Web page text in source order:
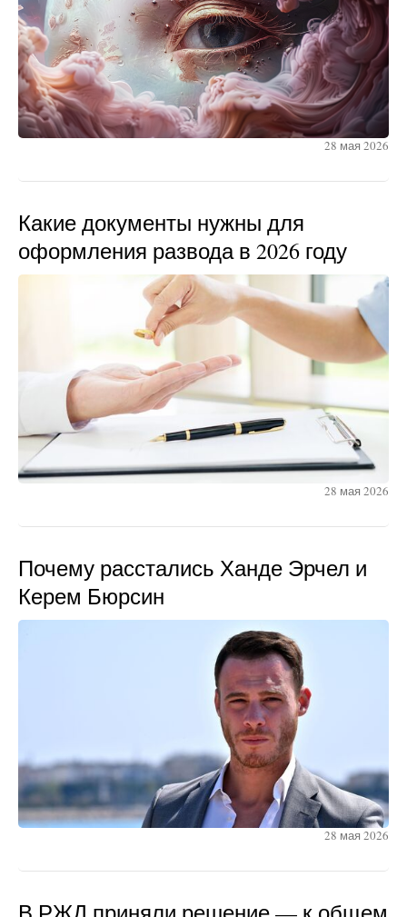
28 мая 2026
Какие документы нужны для
оформления развода в 2026 году
28 мая 2026
Почему расстались Ханде Эрчел и
Керем Бюрсин
28 мая 2026